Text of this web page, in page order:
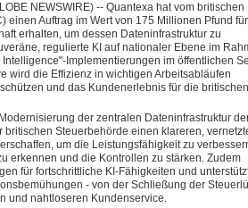
NEWSWIRE) -- Quantexa hat vom britischen
einen Auftrag im Wert von 175 Millionen Pfund für
erhalten, um dessen Dateninfrastruktur zu
regulierte KI auf nationaler Ebene im
Implementierungen im öffentlichen
wird die Effizienz in wichtigen Arbeitsabläufen
und das Kundenerlebnis für die britischen
der zentralen Dateninfrastruktur
britischen Steuerbehörde einen klareren,
um die Leistungsfähigkeit zu
erkennen und die Kontrollen zu stärken. Zudem
für fortschrittliche KI-Fähigkeiten und
- von der Schließung der
und nahtloseren Kundenservice.